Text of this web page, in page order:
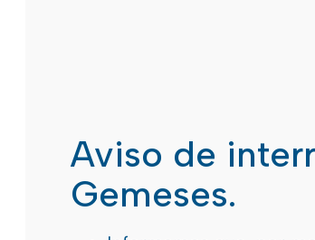
Aviso de
Gemeses.